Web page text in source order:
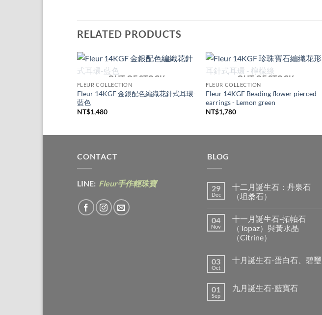
RELATED PRODUCTS
+
OUT OF STOCK
FLEUR COLLECTION
Fleur 14KGF 金銀配色編織花針式耳環-
藍色
NT$1,480
+
OUT OF STOCK
FLEUR COLLECTION
Fleur 14KGF Beading flower pierced
earrings - Lemon green
NT$1,780
CONTACT
LINE: Fleur手作輕珠寶
BLOG
29
Dec
十二月誕生石：丹泉石
（坦桑石）
on
十
石：
丹
桑
04
Nov
十一月誕生石-拓帕石
（Topaz）與黃水晶
（Citrine）
on
十
誕
生
03
Oct
十月誕生石-蛋白石、碧璽
十
01
Sep
九月誕生石-藍寶石